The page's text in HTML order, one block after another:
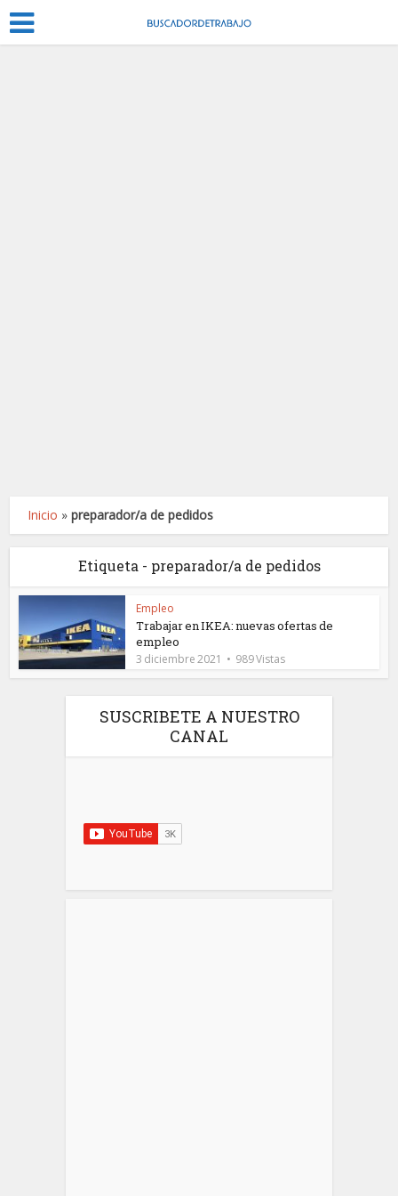
Inicio »preparador/a de pedidos
Etiqueta - preparador/a de pedidos
Empleo
Trabajar en IKEA: nuevas ofertas de
empleo
3 diciembre 2021 989 Vistas
SUSCRIBETE A NUESTRO
CANAL